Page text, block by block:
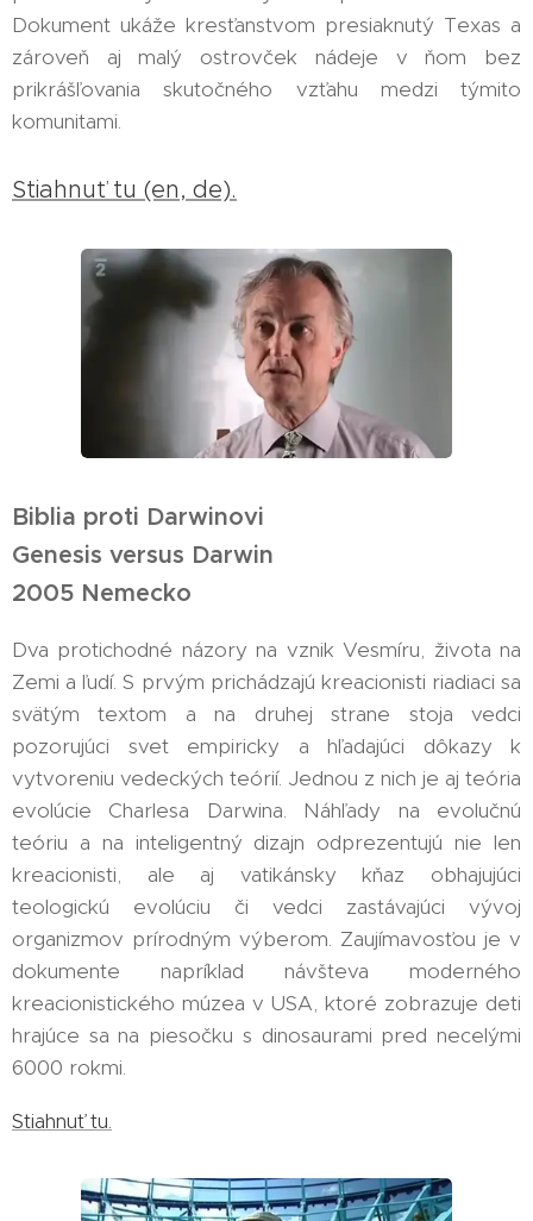
Dokument ukáže kresťanstvom presiaknutý Texas a
zároveň aj malý ostrovček nádeje v ňom bez
prikrášľovania skutočného vzťahu medzi týmito
komunitami.
Stiahnuť tu (en, de).
Biblia proti Darwinovi
Genesis versus Darwin
2005 Nemecko
Dva protichodné názory na vznik Vesmíru, života na
Zemi a ľudí. S prvým prichádzajú kreacionisti riadiaci sa
svätým textom a na druhej strane stoja vedci
pozorujúci svet empiricky a hľadajúci dôkazy k
vytvoreniu vedeckých teórií. Jednou z nich je aj teória
evolúcie Charlesa Darwina. Náhľady na evolučnú
teóriu a na inteligentný dizajn odprezentujú nie len
kreacionisti, ale aj vatikánsky kňaz obhajujúci
teologickú evolúciu či vedci zastávajúci vývoj
organizmov prírodným výberom. Zaujímavosťou je v
dokumente napríklad návšteva moderného
kreacionistického múzea v USA, ktoré zobrazuje deti
hrajúce sa na piesočku s dinosaurami pred necelými
6000 rokmi.
Stiahnuť tu.